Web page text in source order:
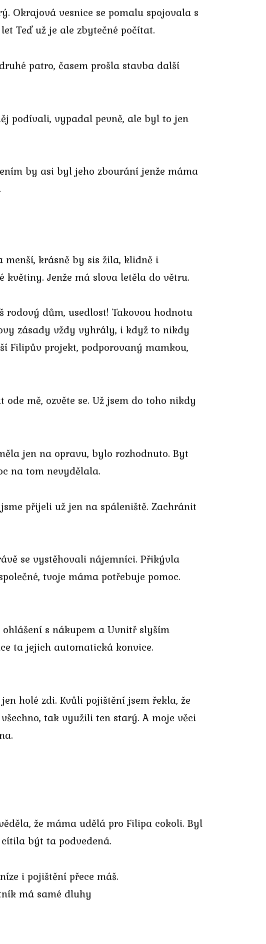
Okrajová vesnice se pomalu spojovala s
Teď už je ale zbytečné počítat.
patro, časem prošla stavba další
podívali, vypadal pevně, ale byl to jen
by asi byl jeho zbourání jenže máma
krásně by sis žila, klidně i
Jenže má slova letěla do větru.
dům, usedlost! Takovou hodnotu
zásady vždy vyhrály, i když to nikdy
Filipův projekt, podporovaný mamkou,
mě, ozvěte se. Už jsem do toho nikdy
jen na opravu, bylo rozhodnuto. Byt
na tom nevydělala.
přijeli už jen na spáleniště. Zachránit
se vystěhovali nájemníci. Přikývla
tvoje máma potřebuje pomoc.
s nákupem a Uvnitř slyším
ta jejich automatická konvice.
holé zdi. Kvůli pojištění jsem řekla, že
tak využili ten starý. A moje věci
že máma udělá pro Filipa cokoli. Byl
být ta podvedená.
i pojištění přece máš.
má samé dluhy